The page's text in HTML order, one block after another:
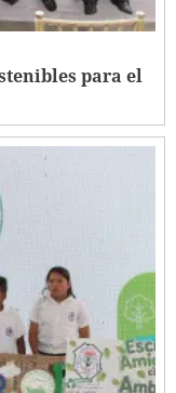
para el